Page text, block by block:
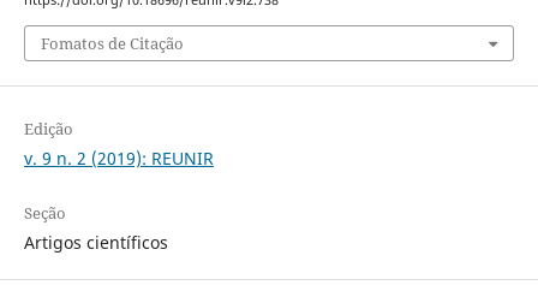
Fomatos de Citação
Edição
v. 9 n. 2 (2019): REUNIR
Seção
Artigos científicos